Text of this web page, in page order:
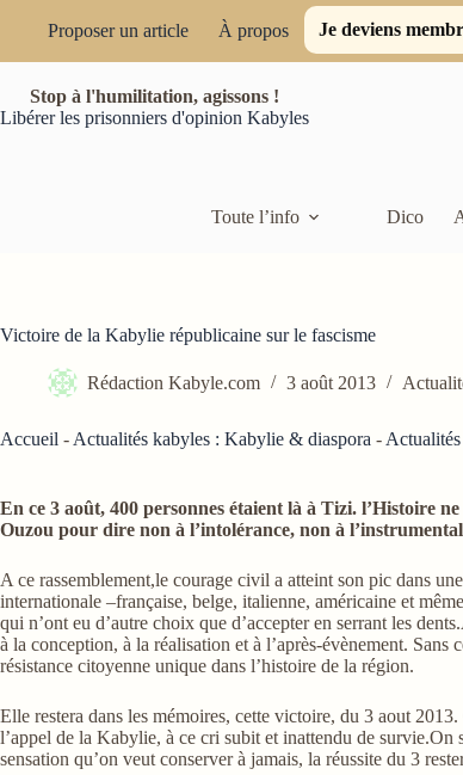
Proposer un article À propos Je deviens
Stop à l'humilitation, agissons !
Libérer les prisonniers d'opinion Kabyles
Toute l’info Dico
Victoire de la Kabylie républicaine sur le fascisme
Rédaction Kabyle.com 3 août 2013
Accueil - Actualités kabyles : Kabylie & diaspora -
En ce 3 août, 400 personnes étaient là à Tizi. l’Histoire
Ouzou pour dire non à l’intolérance, non à
A ce rassemblement,le courage civil a atteint son pic dans
internationale –française, belge, italienne, américaine et
qui n’ont eu d’autre choix que d’accepter en serrant les
à la conception, à la réalisation et à l’après-évènement.
résistance citoyenne unique dans l’histoire de la région.
Elle restera dans les mémoires, cette victoire, du 3 aout
l’appel de la Kabylie, à ce cri subit et inattendu de
sensation qu’on veut conserver à jamais, la réussite du 3